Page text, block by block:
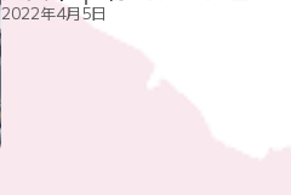
2022年4月5日